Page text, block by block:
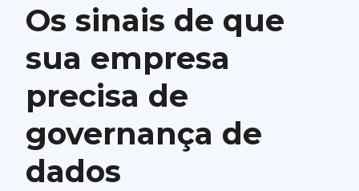
Os sinais de que
sua empresa
precisa de
governança de
dados